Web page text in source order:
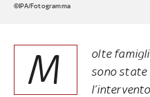
©IPA/Fotogramma
M
olte
sono state